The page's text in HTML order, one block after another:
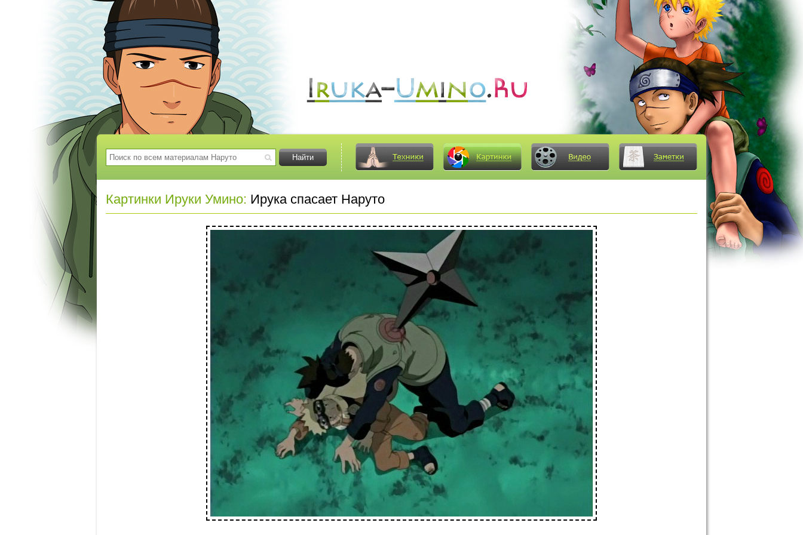
Картинки Ируки Умино: Ирука спасает Наруто